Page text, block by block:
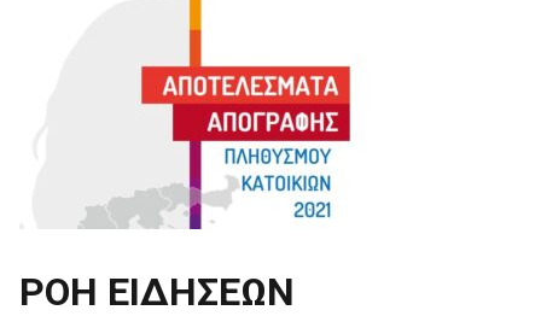
ΡΟΗ ΕΙΔΗΣΕΩΝ